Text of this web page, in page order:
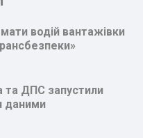
водій вантажівки
ДПС запустили
даними